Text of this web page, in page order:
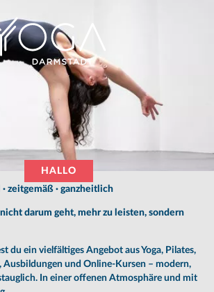
HALLO
zeitgemäß · ganzheitlich
nicht darum geht, mehr zu leisten, sondern
du ein vielfältiges Angebot aus Yoga, Pilates,
Ausbildungen und Online-Kursen – modern,
In einer offenen Atmosphäre und mit